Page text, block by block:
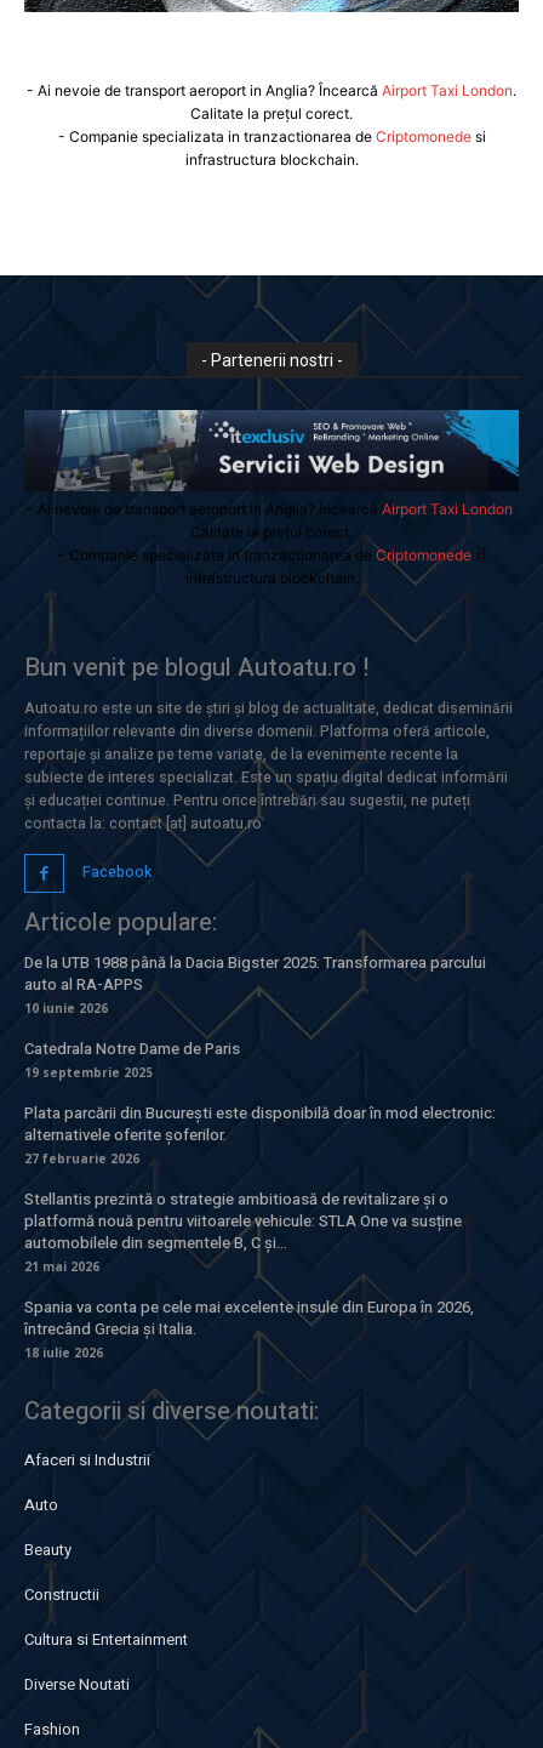
- Ai nevoie de transport aeroport in Anglia? Încearcă Airport Taxi London.
Calitate la prețul corect.
- Companie specializata in tranzactionarea de Criptomonedesi
infrastructura blockchain.
- Partenerii nostri -
- Ai nevoie de transport aeroport in Anglia? Încearcă Airport Taxi London
Calitate la prețul corect.
- Companie specializata in tranzactionarea de Criptomonedesi
infrastructura blockchain.
Bun venit pe blogul Autoatu.ro !
Autoatu.ro este un site de știri și blog de actualitate, dedicat diseminării
informațiilor relevante din diverse domenii. Platforma oferă articole,
reportaje și analize pe teme variate, de la evenimente recente la
subiecte de interes specializat. Este un spațiu digital dedicat informării
și educației continue. Pentru orice întrebări sau sugestii, ne puteți
contacta la: contact [at] autoatu.ro
Facebook
Articole populare:
De la UTB 1988 până la Dacia Bigster 2025: Transformarea parcului
auto al RA-APPS
10 iunie 2026
Catedrala Notre Dame de Paris
19 septembrie 2025
Plata parcării din București este disponibilă doar în mod electronic:
alternativele oferite șoferilor.
27 februarie 2026
Stellantis prezintă o strategie ambitioasă de revitalizare și o
platformă nouă pentru viitoarele vehicule: STLA One va susține
automobilele din segmentele B, C și...
21 mai 2026
Spania va conta pe cele mai excelente insule din Europa în 2026,
întrecând Grecia și Italia.
18 iulie 2026
Categorii si diverse noutati:
Afaceri si Industrii
Auto
Beauty
Constructii
Cultura si Entertainment
Diverse Noutati
Fashion